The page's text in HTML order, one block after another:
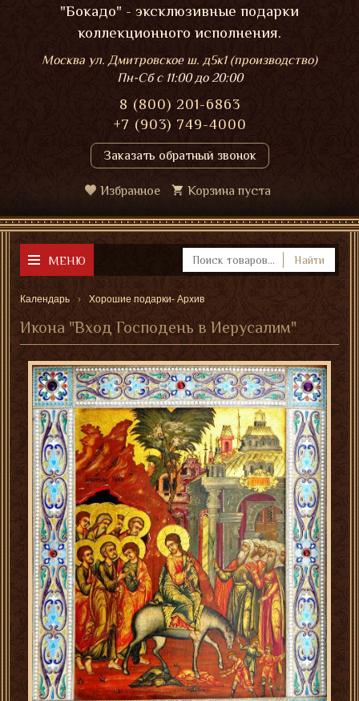
"Бокадо" - эксклюзивные подарки
коллекционного исполнения.
Москва ул. Дмитровское ш. д5к1 (производство)
Пн-Сбс 11:00 до 20:00
8 (800) 201-6863
+7 (903) 749-4000
Заказать обратный звонок
Избранное Корзина пуста
МЕНЮ Найти
Календарь Хорошие подарки- Архив
Икона "Вход Господень в Иерусалим"